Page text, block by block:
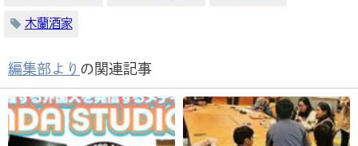
木蘭酒家
編集部より の関連記事